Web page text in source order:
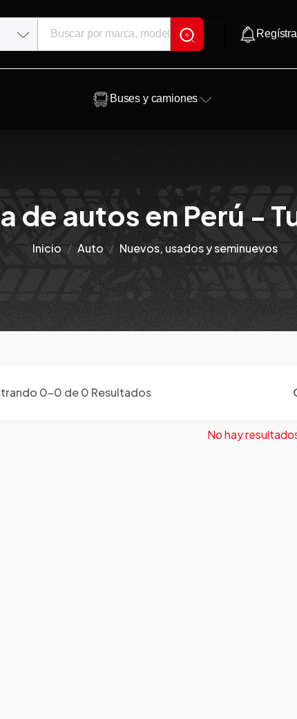
Buses y camiones
de autos en Perú -
Inicio Auto Nuevos, usados y seminuevos
0-0 de0 Resultados
No hay